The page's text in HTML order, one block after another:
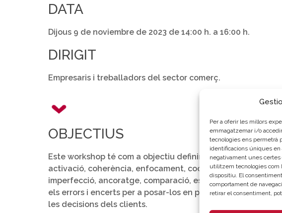
Per a oferir les millors
emmagatzemar i/o
tecnologies ens permetrà
identificacions úniques
negativament unes certes
utilitzem tecnologies com
dispositiu. El
comportament de
retirar el consentiment,
DATA
Dijous 9 de noviembre de 2023 de 14:00 h. a 16:00 h.
DIRIGIT
Empresaris i treballadors del sector comerç.
OBJECTIUS
Este workshop té com a objectiu definir les tècniques de
activació, coherència, enfocament, cocreación, reciprocitat,
imperfecció, ancoratge, comparació, escassetat i massa,
els errors i encerts per a posar-los en pràctica i, d’esta
les decisions dels clients.